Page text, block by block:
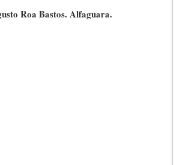
Roa Bastos. Alfaguara.